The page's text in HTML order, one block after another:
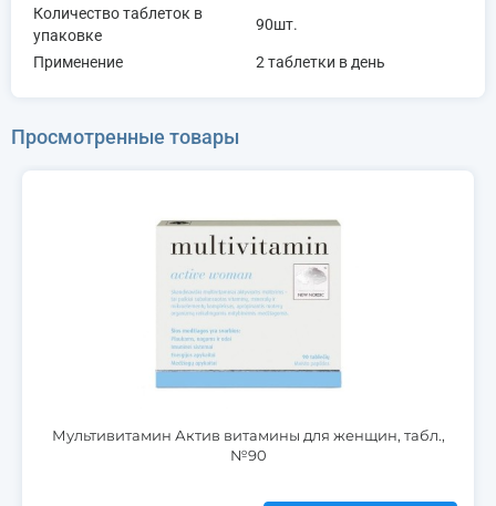
Количество таблеток в
упаковке
90шт.
Применение 2 таблетки в день
Просмотренные товары
Мультивитамин Актив витамины для женщин, табл.,
№90